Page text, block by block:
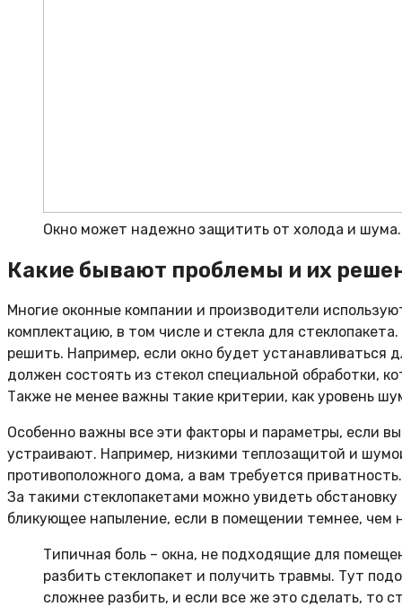
Окно может надежно защитить от холода и
Какие бывают проблемы и их
Многие оконные компании и производители
комплектацию, в том числе и стекла для
решить. Например, если окно будет устанавливаться
должен состоять из стекол специальной обработки,
Также не менее важны такие критерии, как уровень
Особенно важны все эти факторы и параметры, если
устраивают. Например, низкими теплозащитой и
противоположного дома, а вам требуется
За такими стеклопакетами можно увидеть
бликующее напыление, если в помещении темнее, чем
Типичная боль – окна, не подходящие для
разбить стеклопакет и получить травмы. Тут
сложнее разбить, и если все же это сделать, то